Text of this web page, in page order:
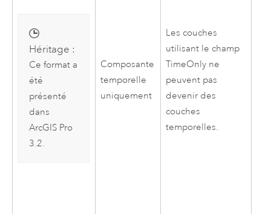
Héritage :
Ce format a
été
présenté
dans
ArcGIS Pro
3.2.
Composante
temporelle
uniquement
Les couches
utilisant le champ
TimeOnly ne
peuvent pas
devenir des
couches
temporelles.